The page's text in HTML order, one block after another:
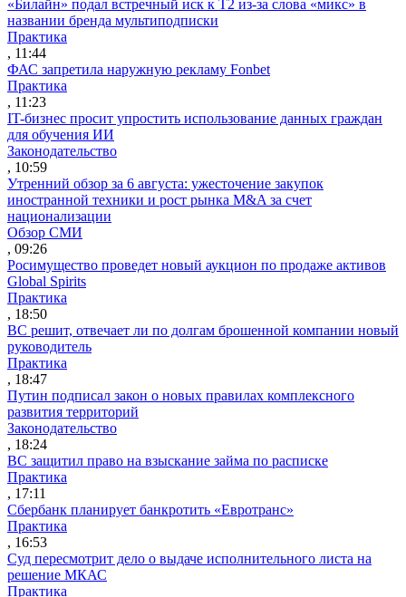
«Билайн» подал встречный иск к Т2 из-за слова «микс» в
названии бренда мультиподписки
Практика
, 11:44
ФАС запретила наружную рекламу Fonbet
Практика
, 11:23
IT-бизнес просит упростить использование данных граждан
для обучения ИИ
Законодательство
, 10:59
Утренний обзор за 6 августа: ужесточение закупок
иностранной техники и рост рынка M&A за счет
национализации
Обзор СМИ
, 09:26
Росимущество проведет новый аукцион по продаже активов
Global Spirits
Практика
, 18:50
ВС решит, отвечает ли по долгам брошенной компании новый
руководитель
Практика
, 18:47
Путин подписал закон о новых правилах комплексного
развития территорий
Законодательство
, 18:24
ВС защитил право на взыскание займа по расписке
Практика
, 17:11
Сбербанк планирует банкротить «Евротранс»
Практика
, 16:53
Суд пересмотрит дело о выдаче исполнительного листа на
решение МКАС
Практика